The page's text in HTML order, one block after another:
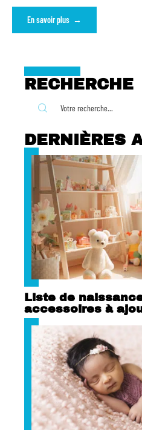
En savoir plus
RECHERCHE
DERNIÈRES
Liste de
accessoires à